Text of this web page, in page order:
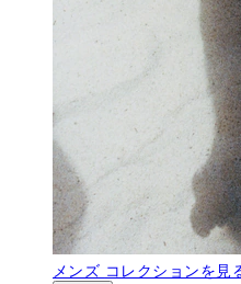
メンズ コレクションを見